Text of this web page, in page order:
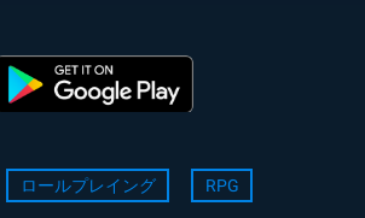
ロールプレイング RPG